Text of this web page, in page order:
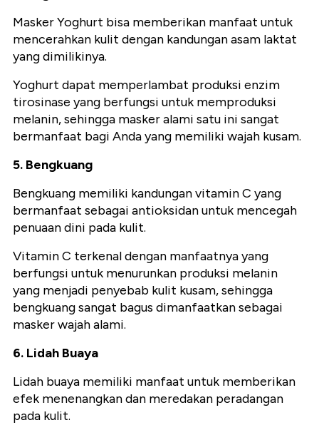
Masker Yoghurt bisa memberikan manfaat untuk
mencerahkan kulit dengan kandungan asam laktat
yang dimilikinya.
Yoghurt dapat memperlambat produksi enzim
tirosinase yang berfungsi untuk memproduksi
melanin, sehingga masker alami satu ini sangat
bermanfaat bagi Anda yang memiliki wajah kusam.
5. Bengkuang
Bengkuang memiliki kandungan vitamin C yang
bermanfaat sebagai antioksidan untuk mencegah
penuaan dini pada kulit.
Vitamin C terkenal dengan manfaatnya yang
berfungsi untuk menurunkan produksi melanin
yang menjadi penyebab kulit kusam, sehingga
bengkuang sangat bagus dimanfaatkan sebagai
masker wajah alami.
6. Lidah Buaya
Lidah buaya memiliki manfaat untuk memberikan
efek menenangkan dan meredakan peradangan
pada kulit.